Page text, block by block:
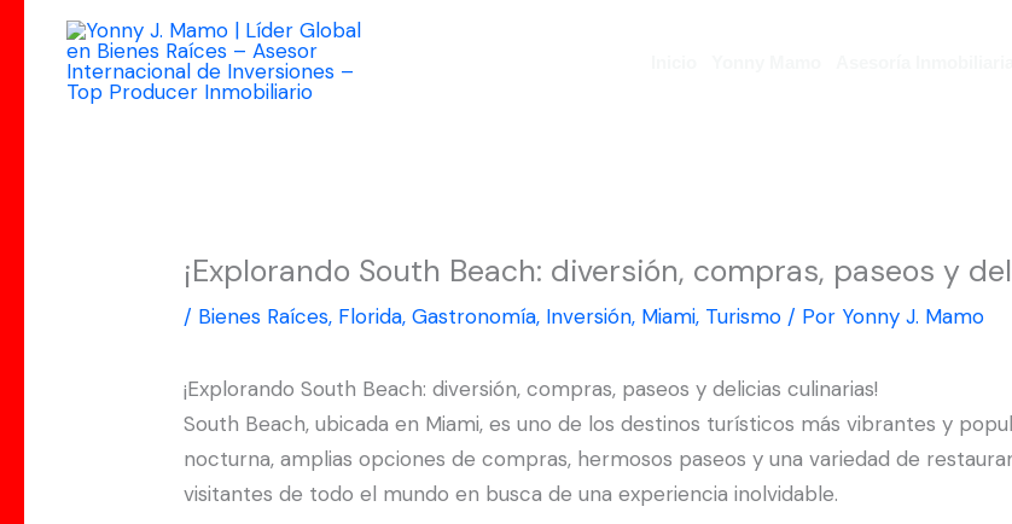
contenido
¡Explorando South Beach: diversión, compras, paseos y
/ Bienes Raíces, Florida, Gastronomía, Inversión, Miami, Turismo / Por Yonny J. Mamo
¡Explorando South Beach: diversión, compras, paseos y delicias culinarias!
South Beach, ubicada en Miami, es uno de los destinos turísticos más vibrantes y
nocturna, amplias opciones de compras, hermosos paseos y una variedad de
visitantes de todo el mundo en busca de una experiencia inolvidable.